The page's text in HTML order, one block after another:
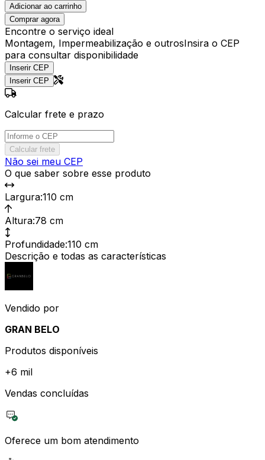
Adicionar ao carrinho
Comprar agora
Encontre o serviço ideal
Montagem, Impermeabilização e outrosInsira o CEP
para consultar disponibilidade
Inserir CEP
Inserir CEP
Calcular frete e prazo
Calcular frete
Não sei meu CEP
O que saber sobre esse produto
Largura:110 cm
Altura:78 cm
Profundidade:110 cm
Descrição e todas as características
Vendido por
GRAN BELO
Produtos disponíveis
+6 mil
Vendas concluídas
Oferece um bom atendimento